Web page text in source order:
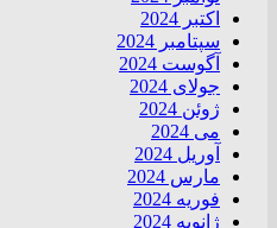
اکتبر 2024
سپتامبر 2024
آگوست 2024
جولای 2024
ژوئن 2024
می 2024
آوریل 2024
مارس 2024
فوریه 2024
ژانویه 2024